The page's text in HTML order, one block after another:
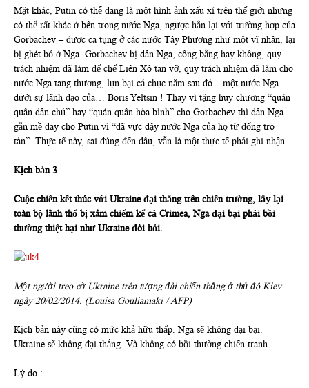
Mặt khác, Putin có thể đang là một hình ảnh xấu xí trên thế giới nhưng
có thể rất khác ở bên trong nước Nga, ngược hẳn lại với trường hợp của
Gorbachev – được ca tụng ở các nước Tây Phương như một vĩ nhân, lại
bị ghét bỏ ở Nga. Gorbachev bị dân Nga, công bằng hay không, quy
trách nhiệm đã làm đế chế Liên Xô tan vỡ, quy trách nhiệm đã làm cho
nước Nga tang thương, lụn bại cả chục năm sau đó – một nước Nga
dưới sự lãnh đạo của… Boris Yeltsin ! Thay vì tặng huy chương “quán
quân dân chủ” hay “quán quân hòa bình” cho Gorbachev thì dân Nga
gắn mề đay cho Putin vì “đã vực dậy nước Nga của họ từ đống tro
tàn”. Thực tế này, sai đúng đến đâu, vẫn là một thực tế phải ghi nhận.
Kịch bản 3
Cuộc chiến kết thúc với Ukraine đại thắng trên chiến trường, lấy lại
toàn bộ lãnh thổ bị xâm chiếm kể cả Crimea, Nga đại bại phải bồi
thường thiệt hại như Ukraine đòi hỏi.
Một người treo cờ Ukraine trên tượng đài chiến thắng ở thủ đô Kiev
ngày 20/02/2014. (Louisa Gouliamaki / AFP)
Kịch bản này cũng có mức khả hữu thấp. Nga sẽ không đại bại.
Ukraine sẽ không đại thắng. Và không có bồi thường chiến tranh.
Lý do :